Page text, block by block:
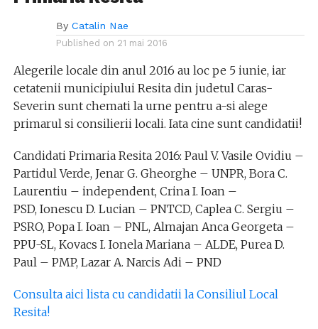
By Catalin Nae
Published on 21 mai 2016
Alegerile locale din anul 2016 au loc pe 5 iunie, iar
cetatenii municipiului Resita din judetul Caras-
Severin sunt chemati la urne pentru a-si alege
primarul si consilierii locali. Iata cine sunt candidatii!
Candidati Primaria Resita 2016: Paul V. Vasile Ovidiu –
Partidul Verde, Jenar G. Gheorghe – UNPR, Bora C.
Laurentiu – independent, Crina I. Ioan –
PSD, Ionescu D. Lucian – PNTCD, Caplea C. Sergiu –
PSRO, Popa I. Ioan – PNL, Almajan Anca Georgeta –
PPU-SL, Kovacs I. Ionela Mariana – ALDE, Purea D.
Paul – PMP, Lazar A. Narcis Adi – PND
Consulta aici lista cu candidatii la Consiliul Local
Resita!